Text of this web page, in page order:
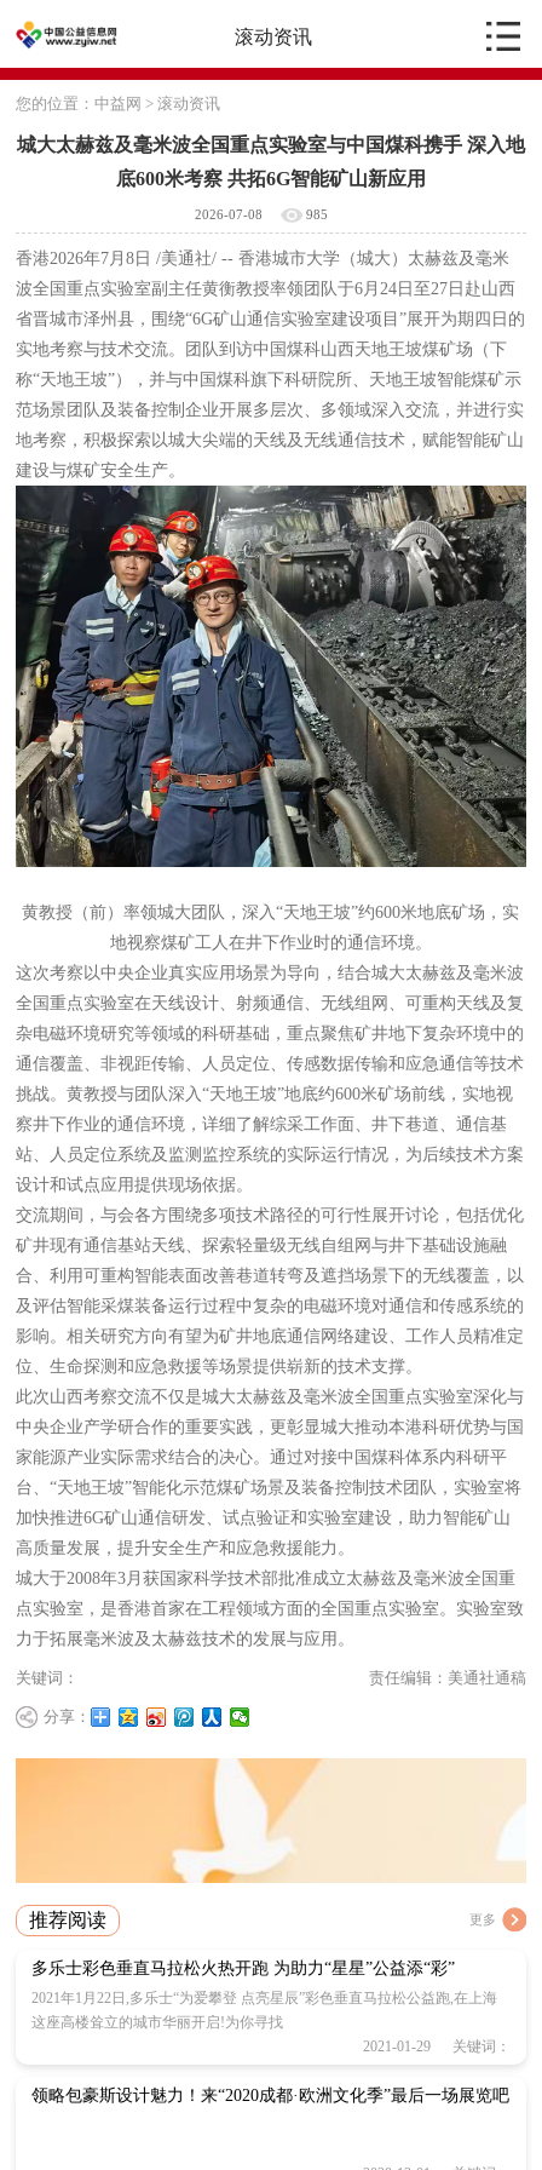
滚动资讯
您的位置：中益网 >滚动资讯
城大太赫兹及毫米波全国重点实验室与中国煤科携手 深入地
底600米考察 共拓6G智能矿山新应用
2026-07-08 985
香港2026年7月8日 /美通社/ -- 香港城市大学（城大）太赫兹及毫米
波全国重点实验室副主任黄衡教授率领团队于6月24日至27日赴山西
省晋城市泽州县，围绕“6G矿山通信实验室建设项目”展开为期四日的
实地考察与技术交流。团队到访中国煤科山西天地王坡煤矿场（下
称“天地王坡”），并与中国煤科旗下科研院所、天地王坡智能煤矿示
范场景团队及装备控制企业开展多层次、多领域深入交流，并进行实
地考察，积极探索以城大尖端的天线及无线通信技术，赋能智能矿山
建设与煤矿安全生产。
黄教授（前）率领城大团队，深入“天地王坡”约600米地底矿场，实
地视察煤矿工人在井下作业时的通信环境。
这次考察以中央企业真实应用场景为导向，结合城大太赫兹及毫米波
全国重点实验室在天线设计、射频通信、无线组网、可重构天线及复
杂电磁环境研究等领域的科研基础，重点聚焦矿井地下复杂环境中的
通信覆盖、非视距传输、人员定位、传感数据传输和应急通信等技术
挑战。黄教授与团队深入“天地王坡”地底约600米矿场前线，实地视
察井下作业的通信环境，详细了解综采工作面、井下巷道、通信基
站、人员定位系统及监测监控系统的实际运行情况，为后续技术方案
设计和试点应用提供现场依据。
交流期间，与会各方围绕多项技术路径的可行性展开讨论，包括优化
矿井现有通信基站天线、探索轻量级无线自组网与井下基础设施融
合、利用可重构智能表面改善巷道转弯及遮挡场景下的无线覆盖，以
及评估智能采煤装备运行过程中复杂的电磁环境对通信和传感系统的
影响。相关研究方向有望为矿井地底通信网络建设、工作人员精准定
位、生命探测和应急救援等场景提供崭新的技术支撑。
此次山西考察交流不仅是城大太赫兹及毫米波全国重点实验室深化与
中央企业产学研合作的重要实践，更彰显城大推动本港科研优势与国
家能源产业实际需求结合的决心。通过对接中国煤科体系内科研平
台、“天地王坡”智能化示范煤矿场景及装备控制技术团队，实验室将
加快推进6G矿山通信研发、试点验证和实验室建设，助力智能矿山
高质量发展，提升安全生产和应急救援能力。
城大于2008年3月获国家科学技术部批准成立太赫兹及毫米波全国重
点实验室，是香港首家在工程领域方面的全国重点实验室。实验室致
力于拓展毫米波及太赫兹技术的发展与应用。
关键词： 责任编辑：美通社通稿
分享：
推荐阅读 更多
多乐士彩色垂直马拉松火热开跑 为助力“星星”公益添“彩”
2021年1月22日,多乐士“为爱攀登 点亮星辰”彩色垂直马拉松公益跑,在上海
这座高楼耸立的城市华丽开启!为你寻找
2021-01-29 关键词：
领略包豪斯设计魅力！来“2020成都·欧洲文化季”最后一场展览吧